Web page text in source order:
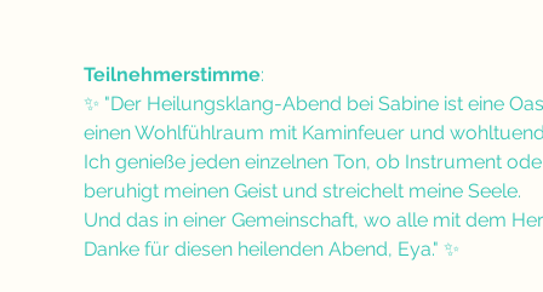
Teilnehmerstimme:
✨ "Der Heilungsklang-Abend bei Sabine ist eine
einen Wohlfühlraum mit Kaminfeuer und
Ich genieße jeden einzelnen Ton, ob Instrument
beruhigt meinen Geist und streichelt meine Seele.
Und das in einer Gemeinschaft, wo alle mit dem
Danke für diesen heilenden Abend, Eya." ✨